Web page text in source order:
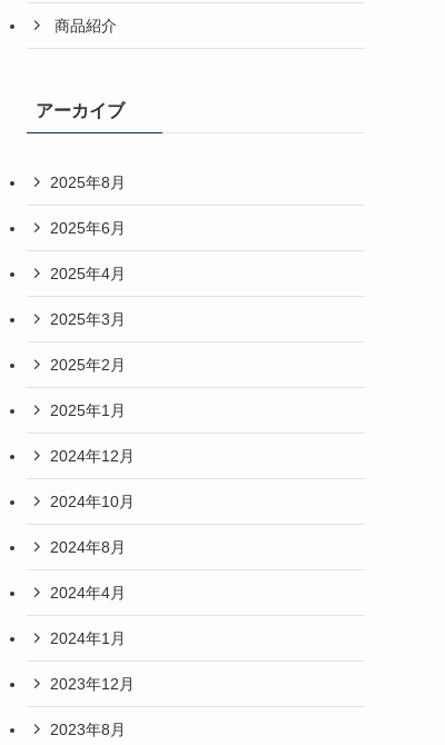
商品紹介
アーカイブ
2025年8月
2025年6月
2025年4月
2025年3月
2025年2月
2025年1月
2024年12月
2024年10月
2024年8月
2024年4月
2024年1月
2023年12月
2023年8月